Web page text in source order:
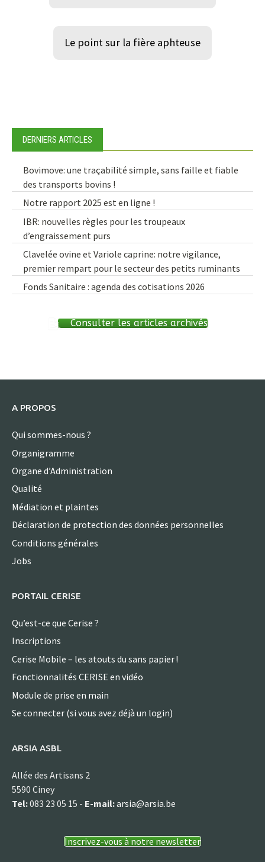
Le point sur la fière aphteuse
DERNIERS ARTICLES
Bovimove: une traçabilité simple, sans faille et fiable
des transports bovins !
Notre rapport 2025 est en ligne !
IBR: nouvelles règles pour les troupeaux
d’engraissement purs
Clavelée ovine et Variole caprine: notre vigilance,
premier rempart pour le secteur des petits ruminants
Fonds Sanitaire : agenda des cotisations 2026
Consulter les articles archivés
A PROPOS
Qui sommes-nous ?
Organigramme
Organe d’Administration
Qualité
Médiation et plaintes
Déclaration de protection des données personnelles
Conditions générales
Jobs
PORTAIL CERISE
Qu’est-ce que Cerise ?
Inscriptions
Cerise Mobile – les atouts du sans papier !
Fonctionnalités CERISE en vidéo
Module de prise en main
Se connecter (si vous avez déjà un login)
ARSIA ASBL
Allée des Artisans 2
5590 Ciney
Tel:083 23 05 15 - E-mail:arsia@arsia.be
Inscrivez-vous à notre newsletter